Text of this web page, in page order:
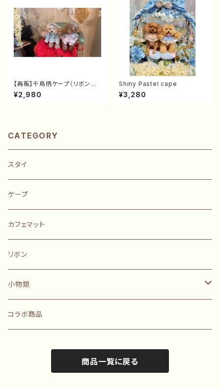
【再販】千鳥柄ケープ（リボン付
ケープ）
¥2,980
Shiny Pastel cape
¥3,280
CATEGORY
スタイ
ケープ
カフェマット
リボン
小物類
ポーチ
コラボ商品
商品一覧に戻る